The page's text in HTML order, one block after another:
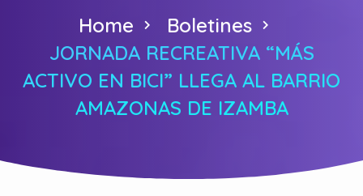
Home
Boletines
JORNADA RECREATIVA “MÁS
ACTIVO EN BICI” LLEGA AL BARRIO
AMAZONAS DE IZAMBA